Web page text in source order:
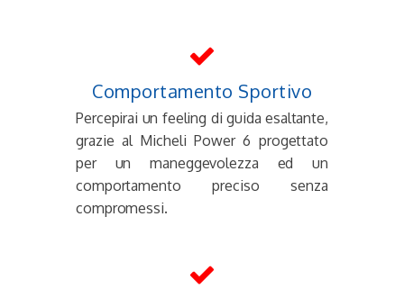
Comportamento Sportivo
Percepirai un feeling di guida esaltante,
grazie al Micheli Power 6 progettato
per un maneggevolezza ed un
comportamento preciso senza
compromessi.